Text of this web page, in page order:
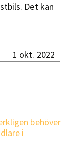
Det kan
1 okt. 2022
behöver
i